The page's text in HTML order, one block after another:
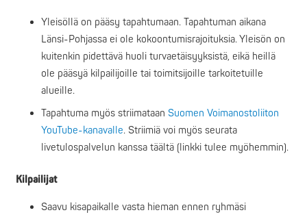
Yleisöllä on pääsy tapahtumaan. Tapahtuman aikana
Länsi-Pohjassa ei ole kokoontumisrajoituksia. Yleisön on
kuitenkin pidettävä huoli turvaetäisyyksistä, eikä heillä
ole pääsyä kilpailijoille tai toimitsijoille tarkoitetuille
alueille.
Tapahtuma myös striimataan Suomen Voimanostoliiton
YouTube-kanavalle. Striimiä voi myös seurata
livetulospalvelun kanssa täältä (linkki tulee myöhemmin).
Kilpailijat
Saavu kisapaikalle vasta hieman ennen ryhmäsi